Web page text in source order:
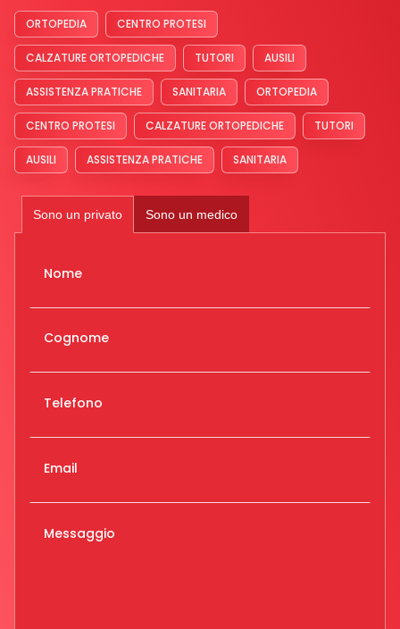
ORTOPEDIA CENTRO PROTESI
CALZATURE ORTOPEDICHE TUTORI AUSILI
ASSISTENZA PRATICHE SANITARIA ORTOPEDIA
CENTRO PROTESI CALZATURE ORTOPEDICHE TUTORI
AUSILI ASSISTENZA PRATICHE SANITARIA
Sono un privato Sono un medico
Nome
Cognome
Telefono
Email
Messaggio